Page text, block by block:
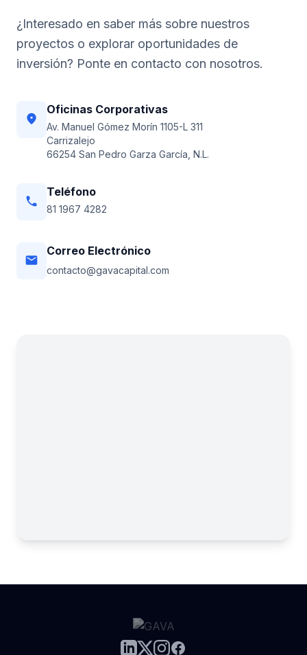
¿Interesado en saber más sobre nuestros
proyectos o explorar oportunidades de
inversión? Ponte en contacto con nosotros.
location_on
Oficinas Corporativas
Av. Manuel Gómez Morín 1105-L 311
Carrizalejo
66254 San Pedro Garza García, N.L.
phone
Teléfono
81 1967 4282
email
Correo Electrónico
contacto@gavacapital.com